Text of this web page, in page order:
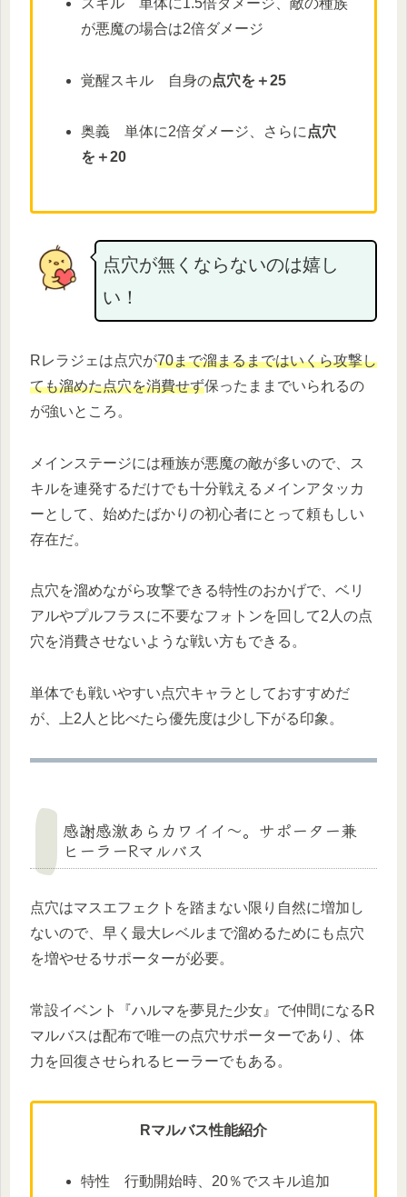
が悪魔の場合は2倍ダメージ
覚醒スキル 自身の点穴を＋25
奥義 単体に2倍ダメージ、さらに 点穴
を＋20
点穴が無くならないのは嬉し
い！
Rレラジェは点穴が70まで溜まるまではいくら攻撃し
ても溜めた点穴を消費せず保ったままでいられるの
が強いところ。
メインステージには種族が悪魔の敵が多いので、ス
キルを連発するだけでも十分戦えるメインアタッカ
ーとして、始めたばかりの初心者にとって頼もしい
存在だ。
点穴を溜めながら攻撃できる特性のおかげで、ベリ
アルやプルフラスに不要なフォトンを回して2人の点
穴を消費させないような戦い方もできる。
単体でも戦いやすい点穴キャラとしておすすめだ
が、上2人と比べたら優先度は少し下がる印象。
感謝感激あらカワイイ～。サポーター兼
ヒーラーRマルバス
点穴はマスエフェクトを踏まない限り自然に増加し
ないので、早く最大レベルまで溜めるためにも点穴
を増やせるサポーターが必要。
常設イベント『ハルマを夢見た少女』で仲間になるR
マルバスは配布で唯一の点穴サポーターであり、体
力を回復させられるヒーラーでもある。
Rマルバス性能紹介
特性 行動開始時、20％でスキル追加